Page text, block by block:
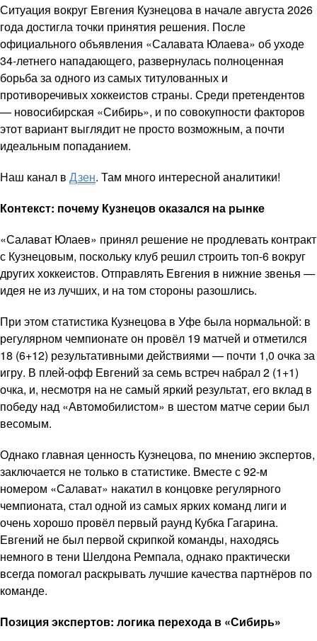
Ситуация вокруг Евгения Кузнецова в начале августа 2026
года достигла точки принятия решения. После
официального объявления «Салавата Юлаева» об уходе
34-летнего нападающего, развернулась полноценная
борьба за одного из самых титулованных и
противоречивых хоккеистов страны. Среди претендентов
— новосибирская «Сибирь», и по совокупности факторов
этот вариант выглядит не просто возможным, а почти
идеальным попаданием.
Наш канал в Дзен. Там много интересной аналитики!
Контекст: почему Кузнецов оказался на рынке
«Салават Юлаев» принял решение не продлевать контракт
с Кузнецовым, поскольку клуб решил строить топ-6 вокруг
других хоккеистов. Отправлять Евгения в нижние звенья —
идея не из лучших, и на том стороны разошлись.
При этом статистика Кузнецова в Уфе была нормальной: в
регулярном чемпионате он провёл 19 матчей и отметился
18 (6+12) результативными действиями — почти 1,0 очка за
игру. В плей-офф Евгений за семь встреч набрал 2 (1+1)
очка, и, несмотря на не самый яркий результат, его вклад в
победу над «Автомобилистом» в шестом матче серии был
весомым.
Однако главная ценность Кузнецова, по мнению экспертов,
заключается не только в статистике. Вместе с 92-м
номером «Салават» накатил в концовке регулярного
чемпионата, стал одной из самых ярких команд лиги и
очень хорошо провёл первый раунд Кубка Гагарина.
Евгений не был первой скрипкой команды, находясь
немного в тени Шелдона Ремпала, однако практически
всегда помогал раскрывать лучшие качества партнёров по
команде.
Позиция экспертов: логика перехода в «Сибирь»